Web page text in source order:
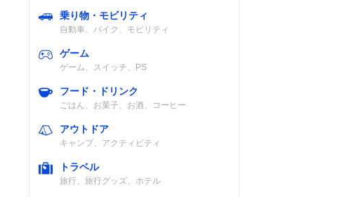
乗り物・モビリティ
自動車、バイク、モビリティ
ゲーム
ゲーム、スイッチ、PS
フード・ドリンク
ごはん、お菓子、お酒、コーヒー
アウトドア
キャンプ、アクティビティ
トラベル
旅行、旅行グッズ、ホテル